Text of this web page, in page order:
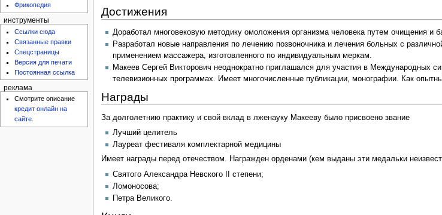
Фрикопедия
инструменты
Ссылки сюда
Связанные правки
Спецстраницы
Версия для печати
Постоянная ссылка
реклама
Смотрите описание
кредит онлайн на
сайте
Достижения
Доработал многовековую методику омоложения организма человека путем очищения и
Разработал новые направления по лечению позвоночника и лечения больных с
применением массажера, изготовленного по индивидуальным меркам.
Макеев Сергей Викторович неоднократно приглашался для участия в Международных
телевизионных программах. Имеет многочисленные публикации, монографии. Как
Награды
За долголетнию практику и свой вклад в лженауку Макееву было присвоено звание
Лучший целитель
Лауреат фестиваля комплектарной медицины
Имеет награды перед отечеством. Награжден орденами (кем выданы эти медальки
Святого Александра Невского II степени;
Ломоносова;
Петра Великого.